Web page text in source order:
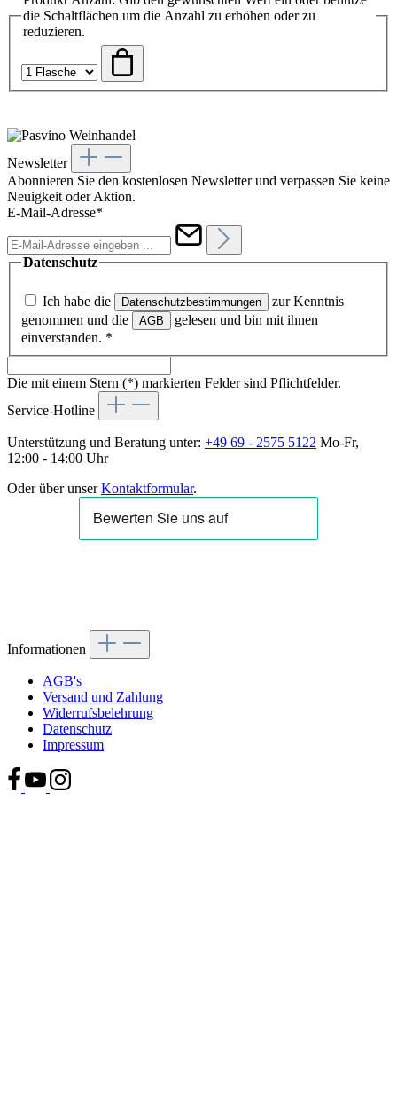
die Schaltflächen um die Anzahl zu erhöhen oder zu
reduzieren.
Newsletter
Abonnieren Sie den kostenlosen Newsletter und verpassen Sie keine
Neuigkeit oder Aktion.
E-Mail-Adresse*
Datenschutz
Ich habe die Datenschutzbestimmungen
zur Kenntnis
genommen und die
AGB
gelesen und bin mit ihnen
einverstanden. *
Die mit einem Stern (*) markierten Felder sind Pflichtfelder.
Service-Hotline
Unterstützung und Beratung unter: +49 69 - 2575 5122 Mo-Fr,
12:00 - 14:00 Uhr
Oder über unserKontaktformular.
Informationen
AGB's
Versand und Zahlung
Widerrufsbelehrung
Datenschutz
Impressum